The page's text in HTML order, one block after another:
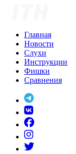
Главная
Новости
Слухи
Инструкции
Фишки
Сравнения